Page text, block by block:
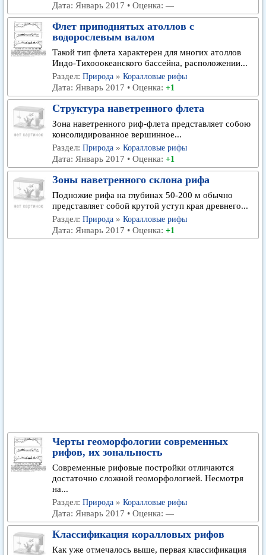
Дата: Январь 2017 • Оценка: —
Флет приподнятых атоллов с
водорослевым валом
Такой тип флета характерен для многих атоллов
Индо-Тихооокеанского бассейна, расположении...
Раздел: Природа » Коралловые рифы
Дата: Январь 2017 • Оценка: +1
Структура наветренного флета
Зона наветренного риф-флета представляет собою
консолидированное вершинное...
Раздел: Природа » Коралловые рифы
Дата: Январь 2017 • Оценка: +1
Зоны наветренного склона рифа
Подножие рифа на глубинах 50-200 м обычно
представляет собой крутой уступ края древнего...
Раздел: Природа » Коралловые рифы
Дата: Январь 2017 • Оценка: +1
Черты геоморфологии современных
рифов, их зональность
Современные рифовые постройки отличаются
достаточно сложной геоморфологией. Несмотря
на...
Раздел: Природа » Коралловые рифы
Дата: Январь 2017 • Оценка: —
Классификация коралловых рифов
Как уже отмечалось выше, первая классификация